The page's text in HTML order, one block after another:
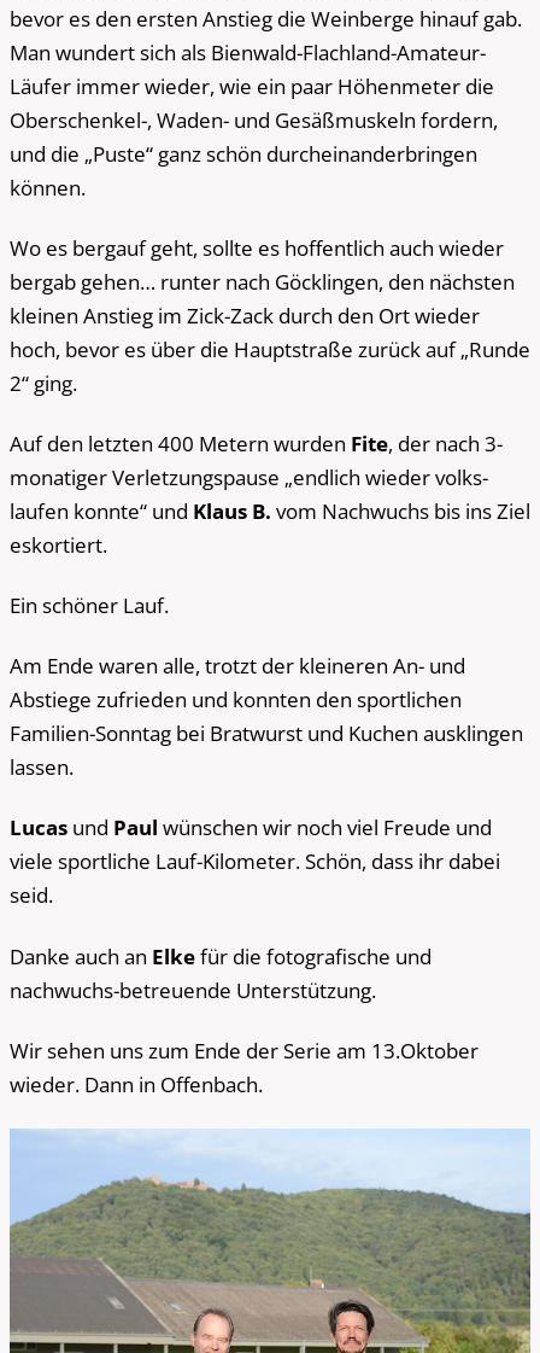
bevor es den ersten Anstieg die Weinberge hinauf gab.
Man wundert sich als Bienwald-Flachland-Amateur-
Läufer immer wieder, wie ein paar Höhenmeter die
Oberschenkel-, Waden- und Gesäßmuskeln fordern,
und die „Puste“ ganz schön durcheinanderbringen
können.
Wo es bergauf geht, sollte es hoffentlich auch wieder
bergab gehen… runter nach Göcklingen, den nächsten
kleinen Anstieg im Zick-Zack durch den Ort wieder
hoch, bevor es über die Hauptstraße zurück auf „Runde
2“ ging.
Auf den letzten 400 Metern wurden Fite, der nach 3-
monatiger Verletzungspause „endlich wieder volks-
laufen konnte“ und Klaus B. vom Nachwuchs bis ins Ziel
eskortiert.
Ein schöner Lauf.
Am Ende waren alle, trotzt der kleineren An- und
Abstiege zufrieden und konnten den sportlichen
Familien-Sonntag bei Bratwurst und Kuchen ausklingen
lassen.
Lucas und Paul wünschen wir noch viel Freude und
viele sportliche Lauf-Kilometer. Schön, dass ihr dabei
seid.
Danke auch an Elkefür die fotografische und
nachwuchs-betreuende Unterstützung.
Wir sehen uns zum Ende der Serie am 13.Oktober
wieder. Dann in Offenbach.